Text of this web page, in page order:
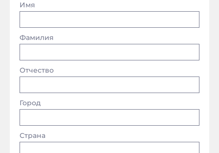
Имя
Фамилия
Отчество
Страна
Город